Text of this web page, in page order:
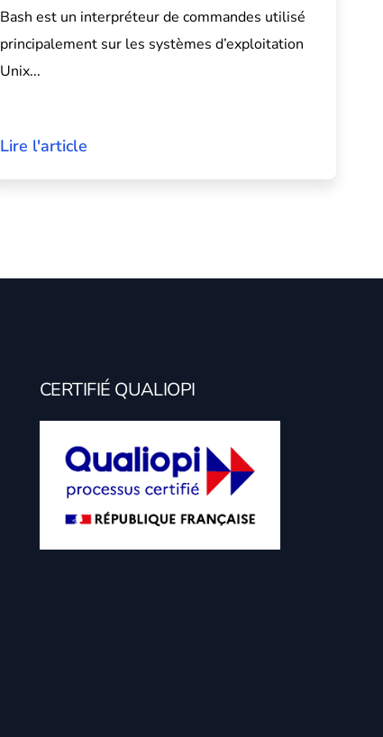
Bash est un interpréteur de commandes utilisé
principalement sur les systèmes d’exploitation
Unix...
Lire l'article
CERTIFIÉ QUALIOPI